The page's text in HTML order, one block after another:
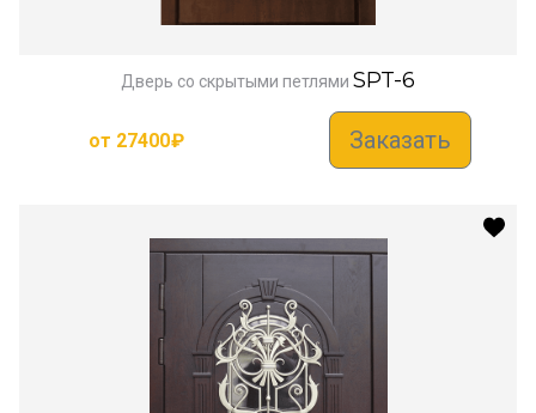
Дверь со скрытыми петлями SPT-6
от 27400₽ Заказать